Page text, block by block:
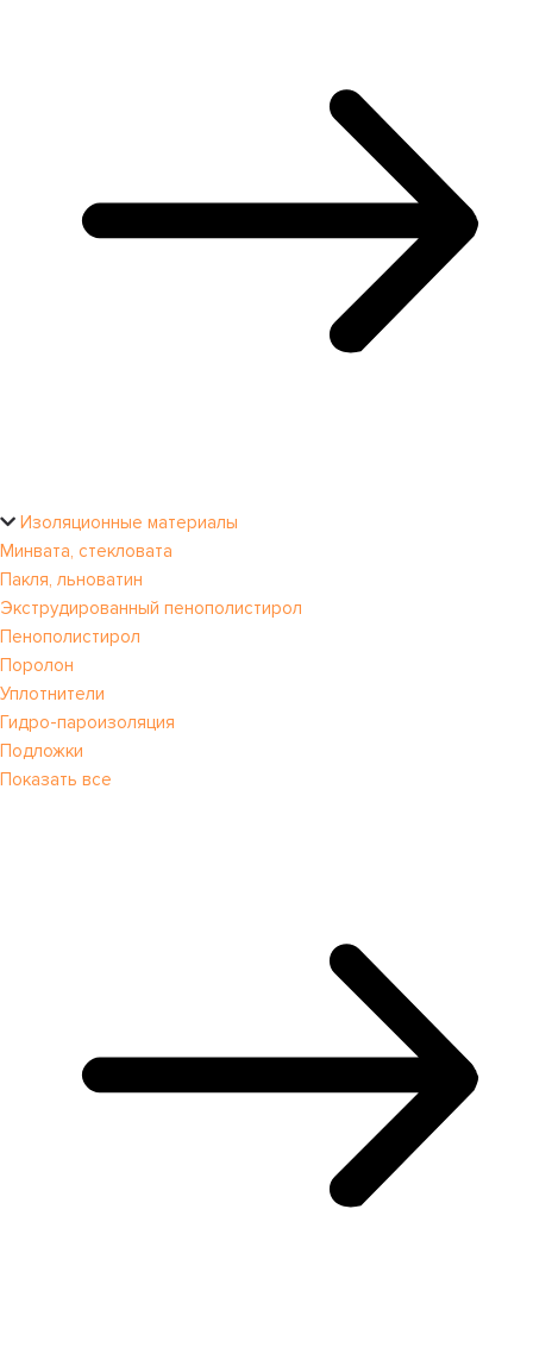
Изоляционные материалы
Минвата, стекловата
Пакля, льноватин
Экструдированный пенополистирол
Пенополистирол
Поролон
Уплотнители
Гидро-пароизоляция
Подложки
Показать все